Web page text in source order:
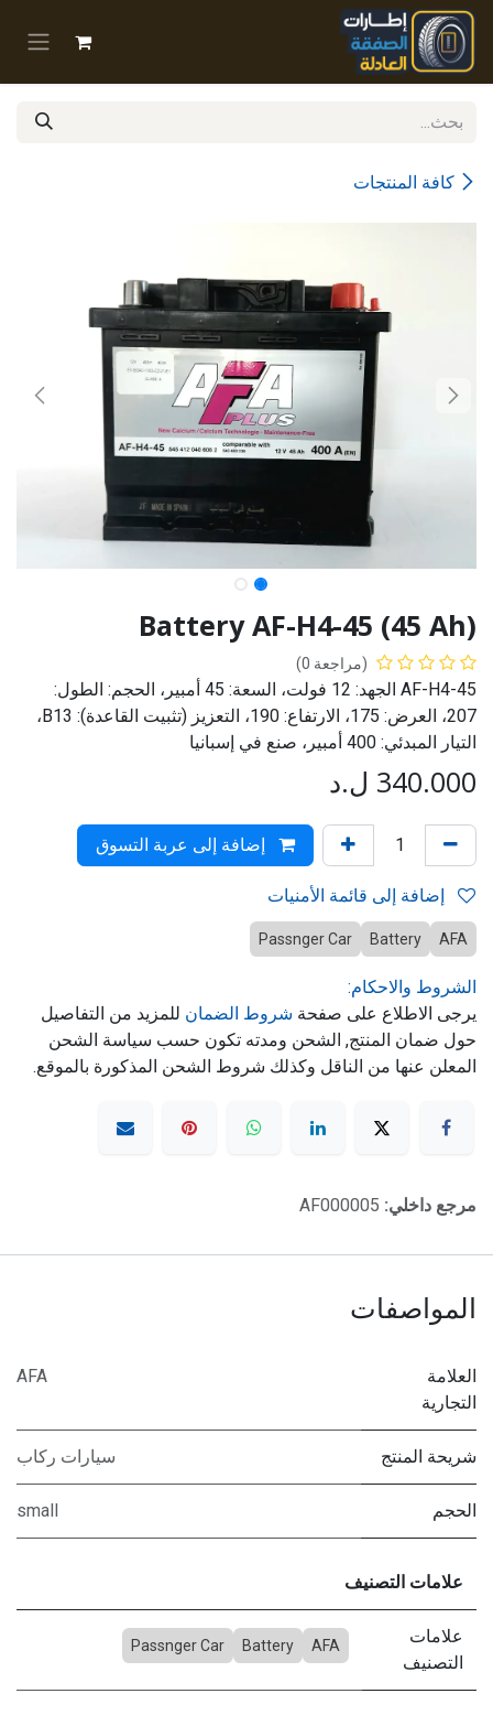
تخطي للذهاب إلى المحتوى
كافة المنتجات
Battery AF-H4-45 (45 Ah)
(مراجعة 0)
AF-H4-45 الجهد: 12 فولت، السعة: 45 أمبير، الحجم: الطول:
207، العرض: 175، الارتفاع: 190، التعزيز (تثبيت القاعدة): B13،
التيار المبدئي: 400 أمبير، صنع في إسبانيا
340.000 ل.د
إضافة إلى عربة التسوق
AFA
Battery
Passnger Car
الشروط والاحكام:
يرجى الاطلاع على صفحة شروط الضمان للمزيد من التفاصيل
حول ضمان المنتج, الشحن ومدته تكون حسب سياسة الشحن
المعلن عنها من الناقل وكذلك شروط الشحن المذكورة بالموقع.
مرجع داخلي: AF000005
المواصفات
العلامة
التجارية
AFA
شريحة المنتج سيارات ركاب
الحجم small
علامات التصنيف
علامات
التصنيف
AFA
Battery
Passnger Car